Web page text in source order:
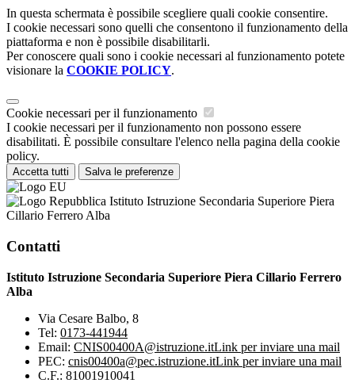
In questa schermata è possibile scegliere quali cookie consentire.
I cookie necessari sono quelli che consentono il funzionamento della
piattaforma e non è possibile disabilitarli.
Per conoscere quali sono i cookie necessari al funzionamento potete
visionare la COOKIE POLICY.
Cookie necessari per il funzionamento
I cookie necessari per il funzionamento non possono essere
disabilitati. È possibile consultare l'elenco nella pagina della cookie
policy.
Accetta tutti Salva le preferenze
Istituto Istruzione Secondaria Superiore Piera
Cillario Ferrero Alba
Contatti
Istituto Istruzione Secondaria Superiore Piera Cillario Ferrero
Alba
Via Cesare Balbo, 8
Tel: 0173-441944
Email: CNIS00400A@istruzione.itLink per inviare una mail
PEC: cnis00400a@pec.istruzione.itLink per inviare una mail
C.F.: 81001910041